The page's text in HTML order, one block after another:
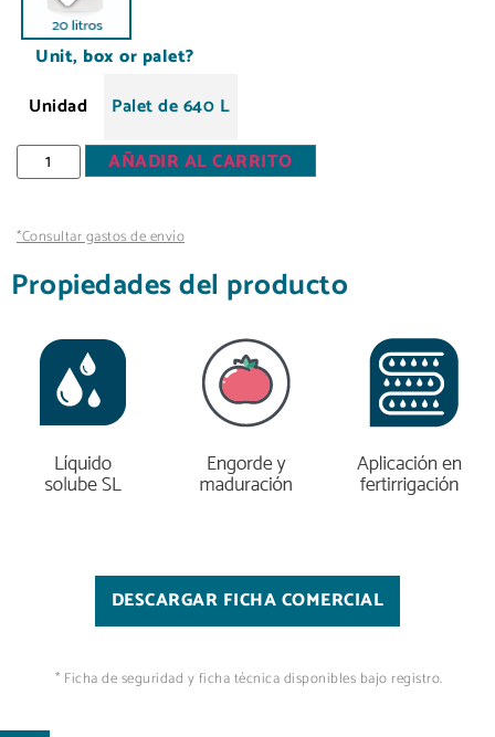
Unit, box or palet?
Unidad
Palet de 640 L
AÑADIR AL CARRITO
*Consultar gastos de envío
Propiedades del producto
DESCARGAR FICHA COMERCIAL
* Ficha de seguridad y ficha técnica disponibles bajo registro.